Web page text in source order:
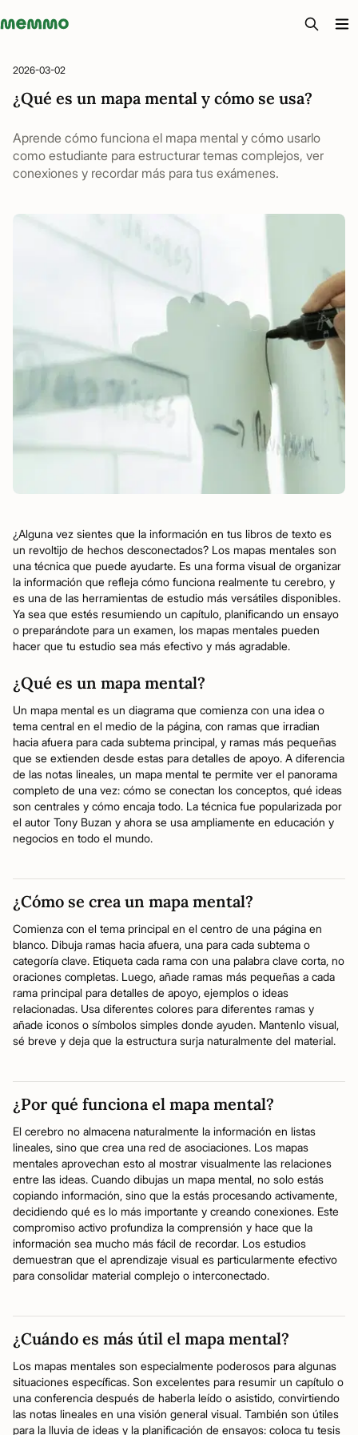
Memmo - AI-verktyg och digital kurslitteratur
2026-03-02
¿Qué es un mapa mental y cómo se usa?
Aprende cómo funciona el mapa mental y cómo usarlo
como estudiante para estructurar temas complejos, ver
conexiones y recordar más para tus exámenes.
¿Alguna vez sientes que la información en tus libros de texto es
un revoltijo de hechos desconectados? Los mapas mentales son
una técnica que puede ayudarte. Es una forma visual de organizar
la información que refleja cómo funciona realmente tu cerebro, y
es una de las herramientas de estudio más versátiles disponibles.
Ya sea que estés resumiendo un capítulo, planificando un ensayo
o preparándote para un examen, los mapas mentales pueden
hacer que tu estudio sea más efectivo y más agradable.
¿Qué es un mapa mental?
Un mapa mental es un diagrama que comienza con una idea o
tema central en el medio de la página, con ramas que irradian
hacia afuera para cada subtema principal, y ramas más pequeñas
que se extienden desde estas para detalles de apoyo. A diferencia
de las notas lineales, un mapa mental te permite ver el panorama
completo de una vez: cómo se conectan los conceptos, qué ideas
son centrales y cómo encaja todo. La técnica fue popularizada por
el autor Tony Buzan y ahora se usa ampliamente en educación y
negocios en todo el mundo.
¿Cómo se crea un mapa mental?
Comienza con el tema principal en el centro de una página en
blanco. Dibuja ramas hacia afuera, una para cada subtema o
categoría clave. Etiqueta cada rama con una palabra clave corta, no
oraciones completas. Luego, añade ramas más pequeñas a cada
rama principal para detalles de apoyo, ejemplos o ideas
relacionadas. Usa diferentes colores para diferentes ramas y
añade iconos o símbolos simples donde ayuden. Mantenlo visual,
sé breve y deja que la estructura surja naturalmente del material.
¿Por qué funciona el mapa mental?
El cerebro no almacena naturalmente la información en listas
lineales, sino que crea una red de asociaciones. Los mapas
mentales aprovechan esto al mostrar visualmente las relaciones
entre las ideas. Cuando dibujas un mapa mental, no solo estás
copiando información, sino que la estás procesando activamente,
decidiendo qué es lo más importante y creando conexiones. Este
compromiso activo profundiza la comprensión y hace que la
información sea mucho más fácil de recordar. Los estudios
demuestran que el aprendizaje visual es particularmente efectivo
para consolidar material complejo o interconectado.
¿Cuándo es más útil el mapa mental?
Los mapas mentales son especialmente poderosos para algunas
situaciones específicas. Son excelentes para resumir un capítulo o
una conferencia después de haberla leído o asistido, convirtiendo
las notas lineales en una visión general visual. También son útiles
para la lluvia de ideas y la planificación de ensayos: coloca tu tesis